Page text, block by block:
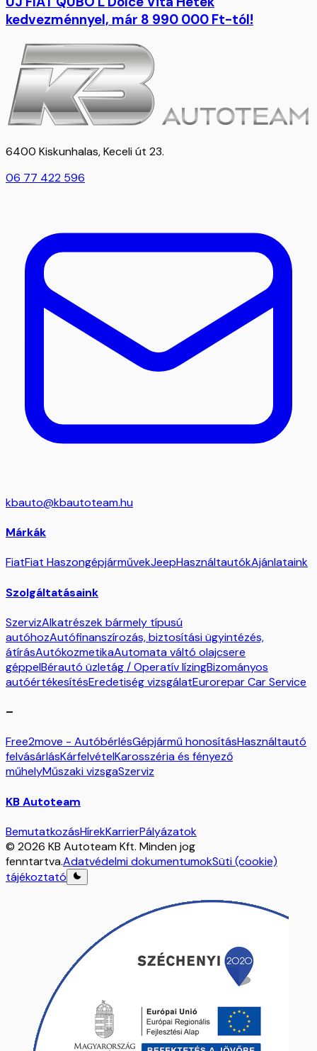
kedvezménnyel, már 8 990 000 Ft-tól!
6400 Kiskunhalas, Keceli út 23.
06 77 422 596
kbauto@kbautoteam.hu
Márkák
FiatFiat HaszongépjárművekJeepHasználtautókAjánlataink
Szolgáltatásaink
SzervizAlkatrészek bármely típusú
autóhozAutófinanszírozás, biztosítási ügyintézés,
átírásAutókozmetikaAutomata váltó olajcsere
géppelBérautó üzletág / Operatív lízingBizományos
autóértékesítésEredetiség vizsgálatEurorepar Car Service
–
Free2move - AutóbérlésGépjármű honosításHasználtautó
felvásárlásKárfelvételKarosszéria és fényező
műhelyMűszaki vizsgaSzerviz
KB Autoteam
BemutatkozásHírekKarrierPályázatok
© 2026 KB Autoteam Kft. Minden jog
fenntartva.Adatvédelmi dokumentumokSüti (cookie)
tájékoztató